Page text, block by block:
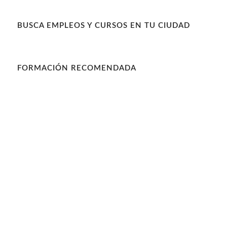
BUSCA EMPLEOS Y CURSOS EN TU CIUDAD
FORMACIÓN RECOMENDADA